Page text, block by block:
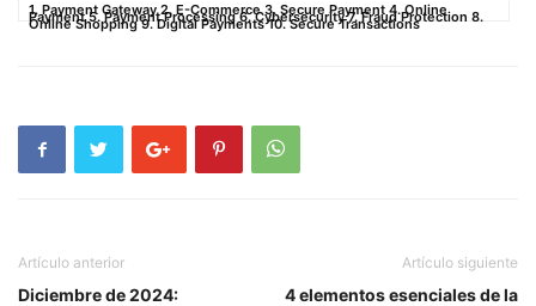
1. Payment Gateway 2. E-Commerce 3. Secure Payment 4. Online
Payment 5. Payment Processing 6. Cybersecurity 7. Fraud Protection 8.
Online Shopping 9. Digital Payments 10. Secure Transactions
Artículo anterior
Diciembre de 2024:
Artículo siguiente
4 elementos esenciales de la